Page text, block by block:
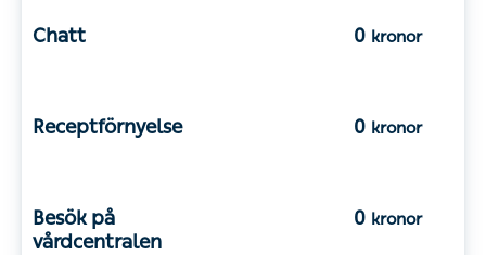
Chatt 0 kronor
Receptförnyelse 0 kronor
Besök på
vårdcentralen
0 kronor